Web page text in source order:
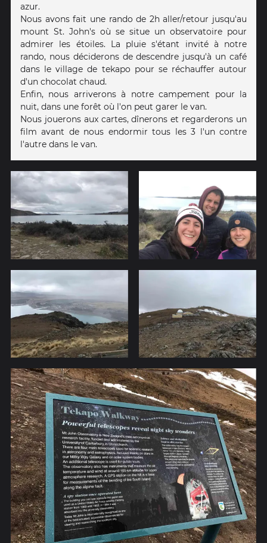
azur.
Nous avons fait une rando de 2h aller/retour jusqu'au
mount St. John's où se situe un observatoire pour
admirer les étoiles. La pluie s'étant invité à notre
rando, nous déciderons de descendre jusqu'à un café
dans le village de tekapo pour se réchauffer autour
d'un chocolat chaud.
Enfin, nous arriverons à notre campement pour la
nuit, dans une forêt où l'on peut garer le van.
Nous jouerons aux cartes, dînerons et regarderons un
film avant de nous endormir tous les 3 l'un contre
l'autre dans le van.